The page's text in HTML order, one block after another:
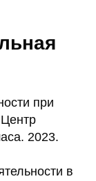
при
2023.
в